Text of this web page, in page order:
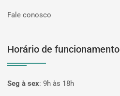
Fale conosco
Horário de funcionamento
Seg à sex: 9h às 18h